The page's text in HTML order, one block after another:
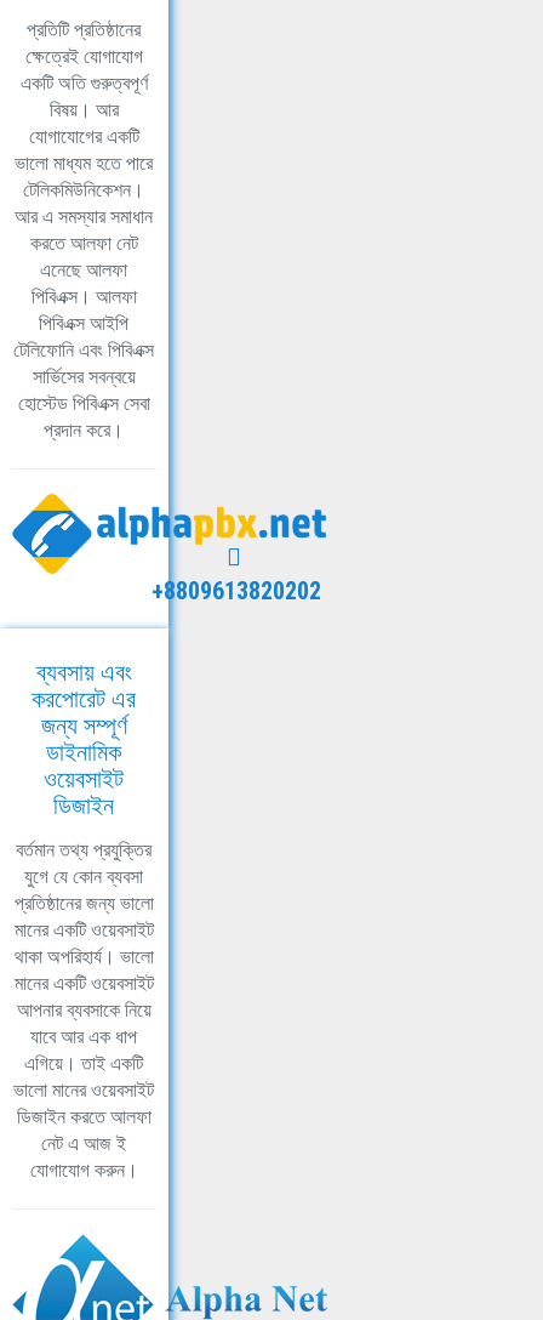
প্রতিটি প্রতিষ্ঠানের
ক্ষেত্রেই যোগাযোগ
একটি অতি গুরুত্বপূর্ণ
বিষয়। আর
যোগাযোগের একটি
ভালো মাধ্যম হতে পারে
টেলিকমিউনিকেশন।
আর এ সমস্যার সমাধান
করতে আলফা নেট
এনেছে আলফা
পিবিএক্স। আলফা
পিবিএক্স আইপি
টেলিফোনি এবং পিবিএক্স
সার্ভিসের সবন্বয়ে
হোস্টেড পিবিএক্স সেবা
প্রদান করে।
+8809613820202
ব্যবসায় এবং
করপোরেট এর
জন্য সম্পূর্ণ
ডাইনামিক
ওয়েবসাইট
ডিজাইন
বর্তমান তথ্য প্রযুক্তির
যুগে যে কোন ব্যবসা
প্রতিষ্ঠানের জন্য ভালো
মানের একটি ওয়েবসাইট
থাকা অপরিহার্য। ভালো
মানের একটি ওয়েবসাইট
আপনার ব্যবসাকে নিয়ে
যাবে আর এক ধাপ
এগিয়ে। তাই একটি
ভালো মানের ওয়েবসাইট
ডিজাইন করতে আলফা
নেট এ আজ ই
যোগাযোগ করুন।